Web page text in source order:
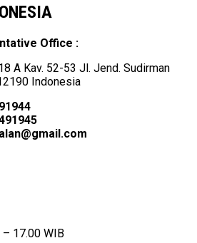
Office :
A Kav. 52-53 Jl. Jend. Sudirman
Indonesia
17.00 WIB